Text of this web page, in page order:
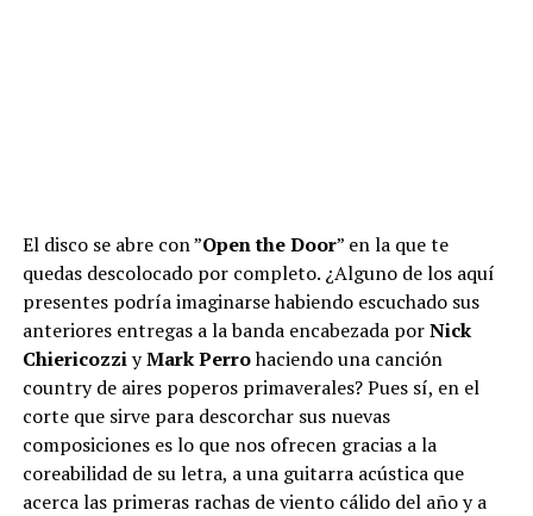
El disco se abre con ”Open the Door” en la que te
quedas descolocado por completo. ¿Alguno de los aquí
presentes podría imaginarse habiendo escuchado sus
anteriores entregas a la banda encabezada porNick
ChiericozziyMark Perrohaciendo una canción
country de aires poperos primaverales? Pues sí, en el
corte que sirve para descorchar sus nuevas
composiciones es lo que nos ofrecen gracias a la
coreabilidad de su letra, a una guitarra acústica que
acerca las primeras rachas de viento cálido del año y a